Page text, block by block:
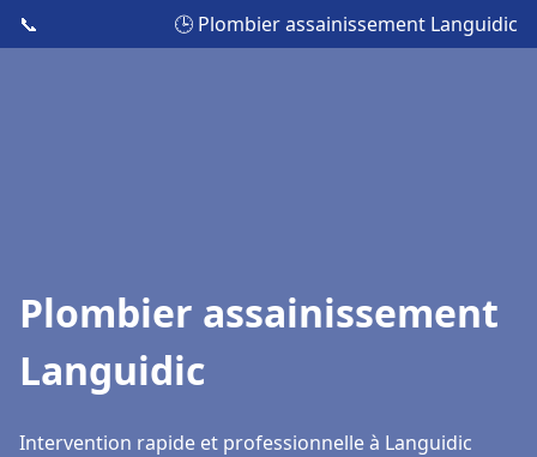
📞 🕒 Plombier assainissement Languidic
Plombier assainissement
Languidic
Intervention rapide et professionnelle à Languidic